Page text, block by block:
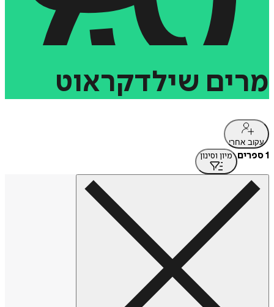
מרים שילדקראוט
עקוב אחרי
1 ספרים מיון וסינון